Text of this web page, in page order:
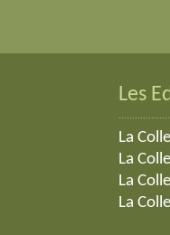
Les
La
La
La
La